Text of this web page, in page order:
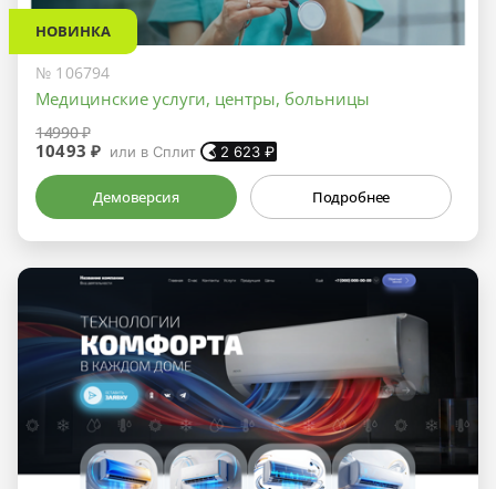
НОВИНКА
№ 106794
Медицинские услуги, центры, больницы
14990 ₽
10493 ₽ или в Сплит 2 623 ₽
Демоверсия Подробнее